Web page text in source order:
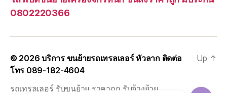
0802220366
© 2026บริการ ขนย้ายรถเทรลเลอร์ หัวลาก ติดต่อ
โทร 089-182-4604
รถเทรลเลอร์ รับขนย้าย ราคาถูก รับจ้างย้าย
Up ↑